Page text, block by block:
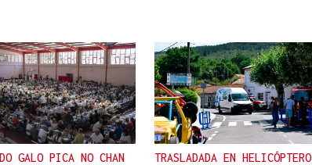
GALO PICA NO CHAN
TRASLADADA EN HELICÓPTERO